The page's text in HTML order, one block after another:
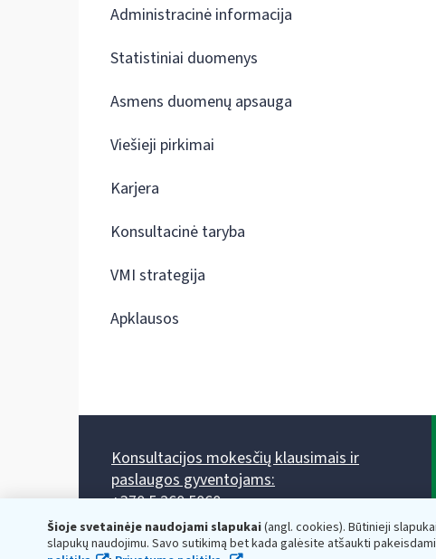
Šioje svetainėje naudojami slapukai(angl. cookies). Būtinieji
slapukų naudojimu. Savo sutikimą bet kada galėsite atšaukti
Administracinė informacija
Statistiniai duomenys
Asmens duomenų apsauga
Viešieji pirkimai
Karjera
Konsultacinė taryba
VMI strategija
Apklausos
Konsultacijos mokesčių klausimais ir
paslaugos gyventojams:
+370 5 260 5060
Darbo laikas: I-IV 8.00-17.00, V 8.00-15.45.
Prieššventinę dieną - viena valanda trumpiau.
Kiekvieno mėnesio antrą penktadienį 8.00 val. - 12.00 val.